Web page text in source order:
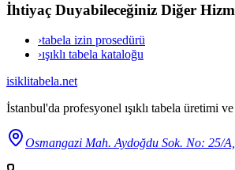
İhtiyaç Duyabileceğiniz Diğer
›tabela izin prosedürü
›ışıklı tabela kataloğu
isiklitabela.net
İstanbul'da profesyonel ışıklı tabela üretimi ve
Osmangazi Mah. Aydoğdu Sok. No: 25/